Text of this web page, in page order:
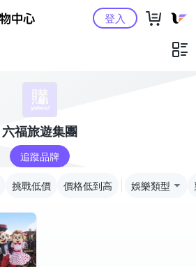
Yahoo購物中心登入
六福旅遊集團
追蹤品牌
挑戰低價 價格低到高 娛樂類型